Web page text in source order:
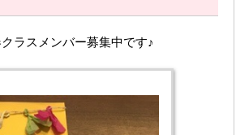
ラスメンバー募集中です♪